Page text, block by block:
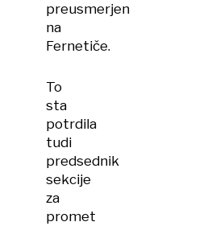
preusmerjen
na
Fernetiče.
To
sta
potrdila
tudi
predsednik
sekcije
za
promet